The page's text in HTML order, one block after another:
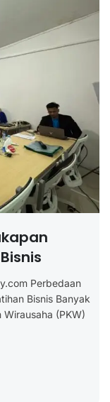
Perbedaan
Bisnis Banyak
(PKW)